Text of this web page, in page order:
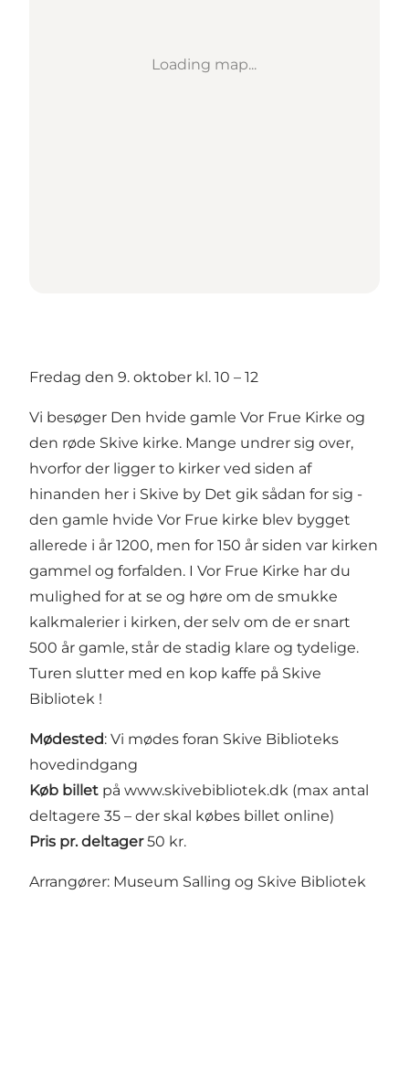
Loading map...
Fredag den 9. oktober kl. 10 – 12
Vi besøger Den hvide gamle Vor Frue Kirke og
den røde Skive kirke. Mange undrer sig over,
hvorfor der ligger to kirker ved siden af
hinanden her i Skive by Det gik sådan for sig -
den gamle hvide Vor Frue kirke blev bygget
allerede i år 1200, men for 150 år siden var kirken
gammel og forfalden. I Vor Frue Kirke har du
mulighed for at se og høre om de smukke
kalkmalerier i kirken, der selv om de er snart
500 år gamle, står de stadig klare og tydelige.
Turen slutter med en kop kaffe på Skive
Bibliotek !
Mødested: Vi mødes foran Skive Biblioteks
hovedindgang
Køb billet på www.skivebibliotek.dk (max antal
deltagere 35 – der skal købes billet online)
Pris pr. deltager50 kr.
Arrangører: Museum Salling og Skive Bibliotek